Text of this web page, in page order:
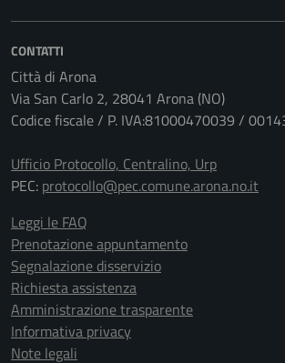
CONTATTI
Città di Arona
Via San Carlo 2, 28041 Arona (NO)
Codice fiscale / P. IVA:81000470039 /
Ufficio Protocollo, Centralino, Urp
PEC: protocollo@pec.comune.arona.no.it
Leggi le FAQ
Prenotazione appuntamento
Segnalazione disservizio
Richiesta assistenza
Amministrazione trasparente
Informativa privacy
Note legali